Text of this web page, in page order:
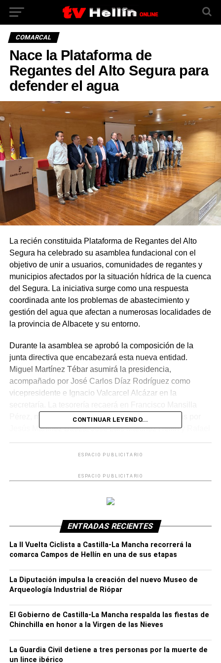
COMARCAL
Nace la Plataforma de
Regantes del Alto Segura para
defender el agua
La recién constituida Plataforma de Regantes del Alto
Segura ha celebrado su asamblea fundacional con el
objetivo de unir a usuarios, comunidades de regantes y
municipios afectados por la situación hídrica de la cuenca
del Segura. La iniciativa surge como una respuesta
coordinada ante los problemas de abastecimiento y
gestión del agua que afectan a numerosas localidades de
la provincia de Albacete y su entorno.
Durante la asamblea se aprobó la composición de la
junta directiva que encabezará esta nueva entidad.
Miguel Martínez Tébar asumirá la presidencia,
acompañado por José Carlos Díaz Rodríguez como
vicepresidente e Ignacio Valcarcel Alcázar en la
Pérez, mientras que las vocalías estarán ocupadas por
Jesús Martínez Baeza, José Luis Martínez Hellín y Rafael
La plataforma ha identificado como especialmente
afectados a municipios como Hellín, Tobarra, Ontur,
se suman Bonete, Fuente-Álamo, Alcaraz, Pozohondo,
Pétrola, Ayna, Bogarra, Liétor, Molinicos, Yeste, Nerpio,
CONTINUAR LEYENDO...
ESPACIO PUBLICITARIO
ESPACIO PUBLICITARIO
ENTRADAS RECIENTES
La II Vuelta Ciclista a Castilla-La Mancha recorrerá la
comarca Campos de Hellín en una de sus etapas
La Diputación impulsa la creación del nuevo Museo de
Arqueología Industrial de Riópar
El Gobierno de Castilla-La Mancha respalda las fiestas de
Chinchilla en honor a la Virgen de las Nieves
La Guardia Civil detiene a tres personas por la muerte de
un lince ibérico